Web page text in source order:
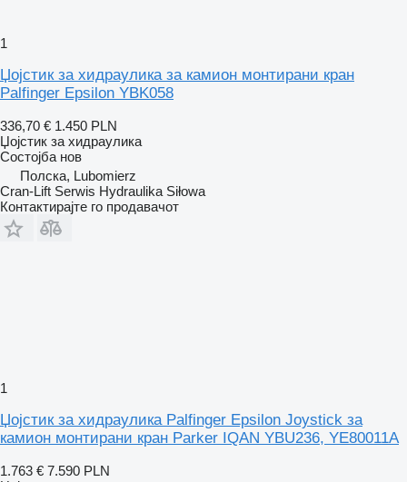
1
Џојстик за хидраулика за камион монтирани кран
Palfinger Epsilon YBK058
336,70 € 1.450 PLN
Џојстик за хидраулика
Состојба нов
Полска, Lubomierz
Cran-Lift Serwis Hydraulika Siłowa
Контактирајте го продавачот
1
Џојстик за хидраулика Palfinger Epsilon Joystick за
камион монтирани кран Parker IQAN YBU236, YE80011A
1.763 € 7.590 PLN